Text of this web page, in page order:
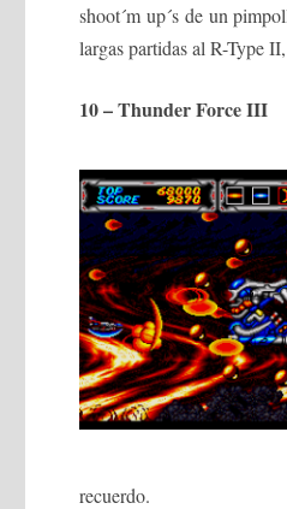
shoot´m up´s de un
largas partidas al R-Type
10 – Thunder Force III
recuerdo.